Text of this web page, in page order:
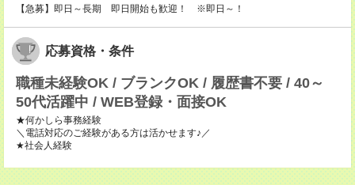
【急募】即日～長期 即日開始も歓迎！ ※即日～！
応募資格・条件
職種未経験OK / ブランクOK / 履歴書不要 / 40～
50代活躍中 / WEB登録・面接OK
★何かしら事務経験
＼電話対応のご経験がある方は活かせます♪／
★社会人経験